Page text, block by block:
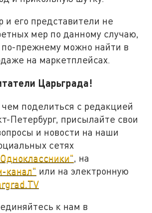
и его представители не
мер по данному случаю,
по-прежнему можно найти в
на маркетплейсах.
Царьграда!
поделиться с редакцией
Петербург, присылайте свои
и новости на наши
сетях
, на
канал" или на электронную
к нам в